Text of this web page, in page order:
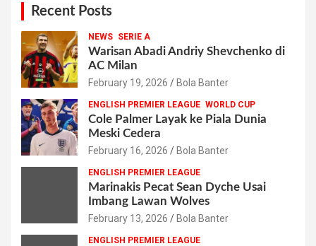
Recent Posts
NEWS SERIE A
Warisan Abadi Andriy Shevchenko di
AC Milan
February 19, 2026 Bola Banter
ENGLISH PREMIER LEAGUE WORLD CUP
Cole Palmer Layak ke Piala Dunia
Meski Cedera
February 16, 2026 Bola Banter
ENGLISH PREMIER LEAGUE
Marinakis Pecat Sean Dyche Usai
Imbang Lawan Wolves
February 13, 2026 Bola Banter
ENGLISH PREMIER LEAGUE